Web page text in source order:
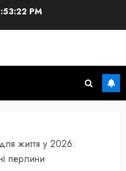
PM
життя у 2026:
перлини